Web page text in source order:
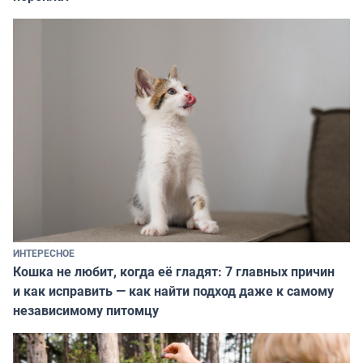
ИНТЕРЕСНОЕ
Кошка не любит, когда её гладят: 7 главных причин
и как исправить — как найти подход даже к самому
независимому питомцу